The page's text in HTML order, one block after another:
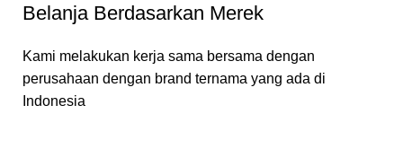
Belanja Berdasarkan Merek
Kami melakukan kerja sama bersama dengan
perusahaan dengan brand ternama yang ada di
Indonesia